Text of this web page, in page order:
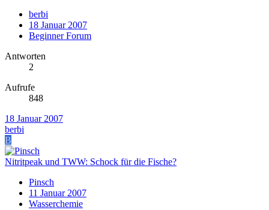
berbi
18 Januar 2007
Beginner Forum
Antworten
2
Aufrufe
848
18 Januar 2007
berbi
B
Nitritpeak und TWW: Schock für die Fische?
Pinsch
11 Januar 2007
Wasserchemie